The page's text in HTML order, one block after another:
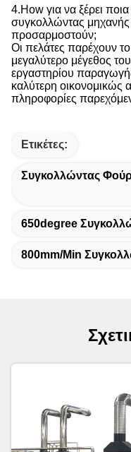
4.How για να ξέρει
συγκολλώντας
προσαρμοστούν;
Οι πελάτες παρέχουν
μεγαλύτερο μέγεθος
εργαστηρίου
καλύτερη οικονομικώς
πληροφορίες
Ετικέτες:
Συγκολλώντας
650degree
800mm/Min